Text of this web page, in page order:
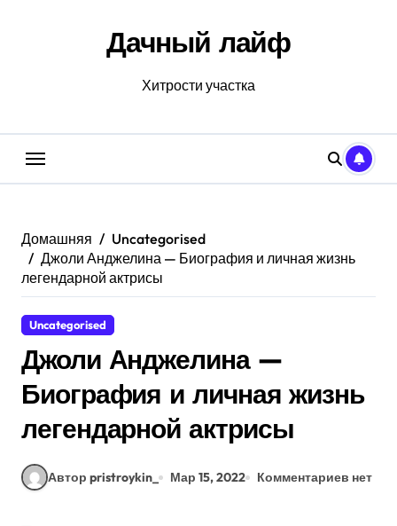
Дачный лайф
Хитрости участка
Домашняя
Uncategorised
Джоли Анджелина — Биография и личная жизнь
легендарной актрисы
Uncategorised
Джоли Анджелина —
Биография и личная жизнь
легендарной актрисы
Автор pristroykin_ Мар 15, 2022 Комментариев нет